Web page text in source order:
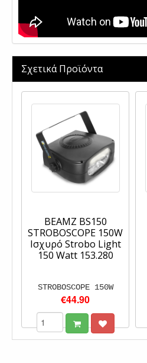
Σχετικά Προϊόντα
BEAMZ BS150
STROBOSCOPE 150W
Ισχυρό Strobo Light
150 Watt 153.280
STROBOSCOPE 150W
€44.90